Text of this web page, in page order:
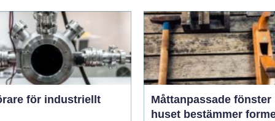
för industriellt
Måttanpassade fönster när
huset bestämmer